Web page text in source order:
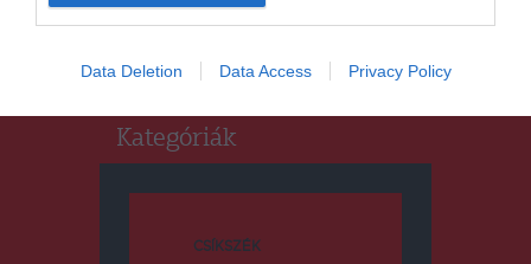
Data Deletion Data Access Privacy Policy
Kategóriák
CSÍKSZÉK